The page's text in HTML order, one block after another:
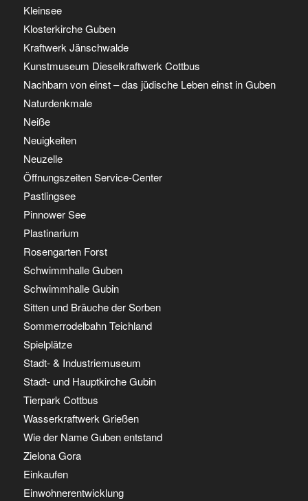
Kleinsee
Klosterkirche Guben
Kraftwerk Jänschwalde
Kunstmuseum Dieselkraftwerk Cottbus
Nachbarn von einst – das jüdische Leben einst in Guben
Naturdenkmale
Neiße
Neuigkeiten
Neuzelle
Öffnungszeiten Service-Center
Pastlingsee
Pinnower See
Plastinarium
Rosengarten Forst
Schwimmhalle Guben
Schwimmhalle Gubin
Sitten und Bräuche der Sorben
Sommerrodelbahn Teichland
Spielplätze
Stadt- & Industriemuseum
Stadt- und Hauptkirche Gubin
Tierpark Cottbus
Wasserkraftwerk Grießen
Wie der Name Guben entstand
Zielona Gora
Einkaufen
Einwohnerentwicklung